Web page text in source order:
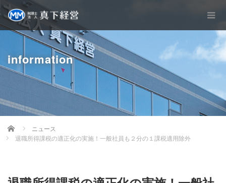
information
Home
ニュース
退職所得課税の適正化の実施！一般社員も２分の１課税適用除外